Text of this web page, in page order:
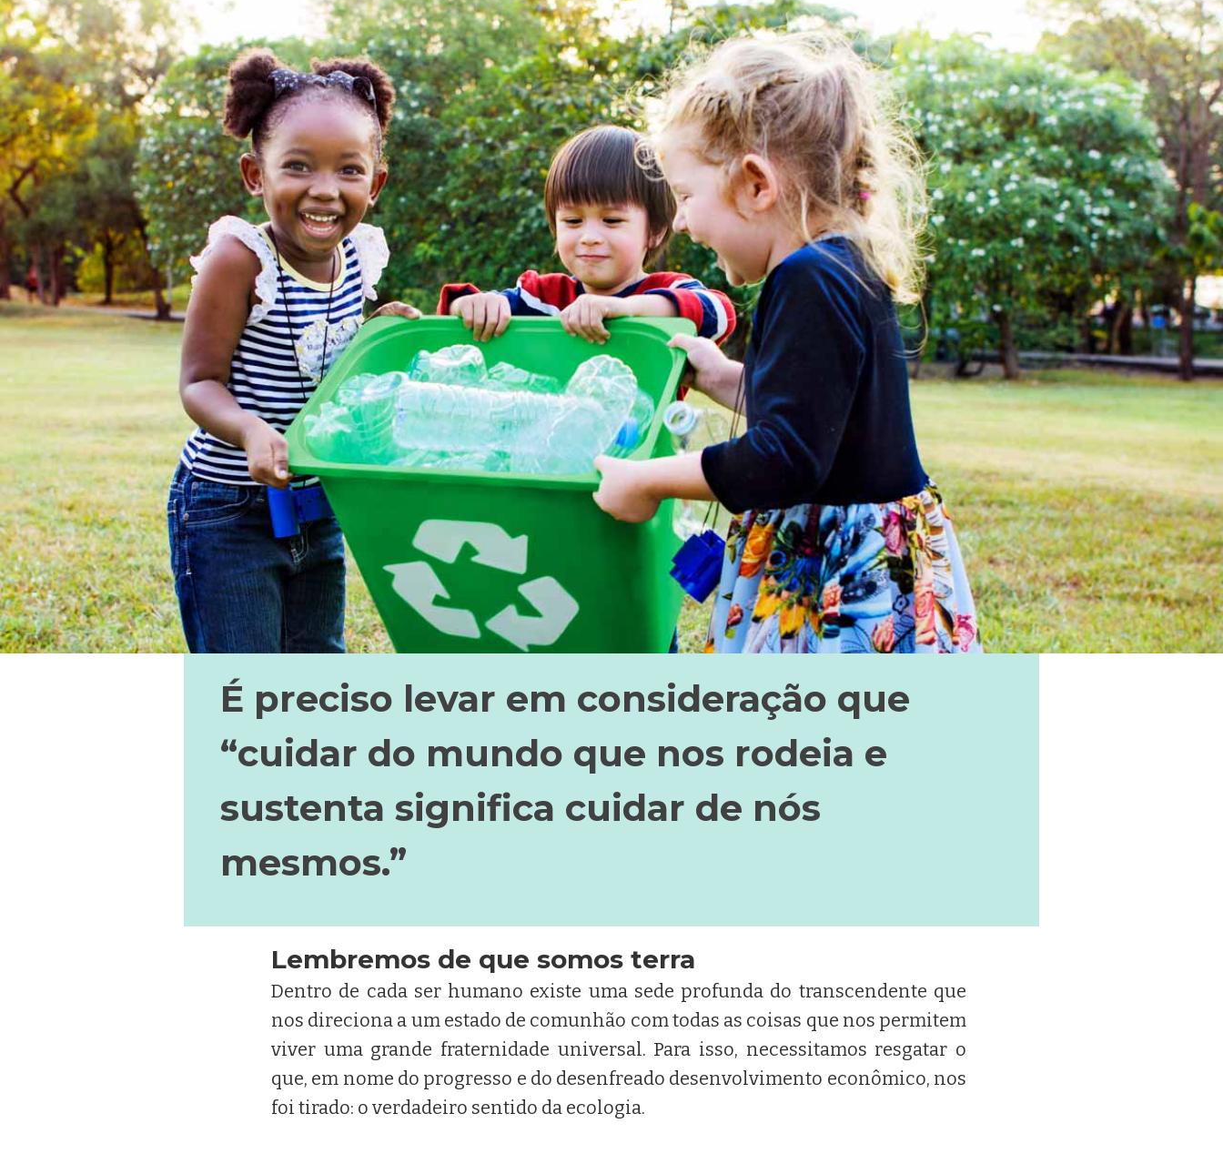
É preciso levar em consideração que
“cuidar do mundo que nos rodeia e
sustenta significa cuidar de nós
mesmos.”
Lembremos de que somos terra
Dentro de cada ser humano existe uma sede profunda do transcendente que
nos direciona a um estado de comunhão com todas as coisas que nos permitem
viver uma grande fraternidade universal. Para isso, necessitamos resgatar o
que, em nome do progresso e do desenfreado desenvolvimento econômico, nos
foi tirado: o verdadeiro sentido da ecologia.